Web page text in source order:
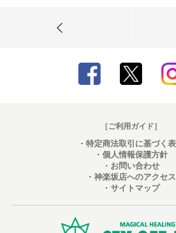
［ご利用ガイド］
・ 特定商法取引に基づく
・ 個人情報保護方針
・ お問い合わせ
・ 神楽坂店へのアクセス
・ サイトマップ